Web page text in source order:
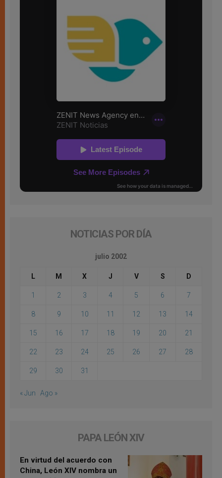
NOTICIAS POR DÍA
julio 2002
L M X J V S D
1 2 3 4 5 6 7
8 9 10 11 12 13 14
15 16 17 18 19 20 21
22 23 24 25 26 27 28
29 30 31
« Jun Ago »
PAPA LEÓN XIV
En virtud del acuerdo con
China, León XIV nombra un